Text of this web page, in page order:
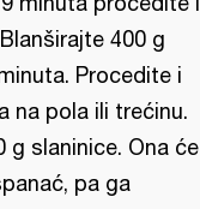
400 g
Procedite i
na pola ili trećinu.
g slaninice. Ona će
pa ga